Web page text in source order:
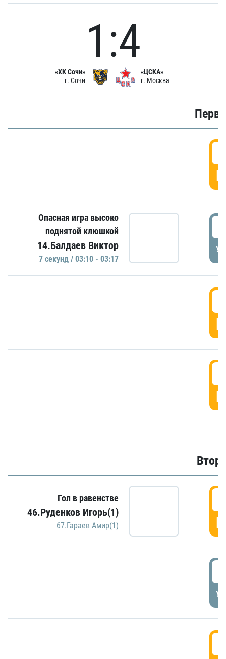
«ХК Сочи»
г. Сочи
1:4
«ЦСКА»
г. Москва
Опасная игра высоко
поднятой клюшкой
14.Балдаев Виктор
7 секунд / 03:10 - 03:17
Гол в равенстве
46.Руденков Игорь(1)
67.Гараев Амир(1)